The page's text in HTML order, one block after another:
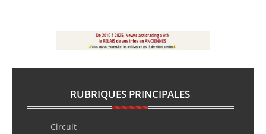
RUBRIQUES PRINCIPALES
Circuit